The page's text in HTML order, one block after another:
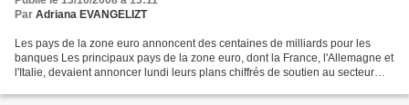
Par Adriana EVANGELIZT
Les pays de la zone euro annoncent des centaines de milliards pour les
banques Les principaux pays de la zone euro, dont la France, l'Allemagne et
l'Italie, devaient annoncer lundi leurs plans chiffrés de soutien au secteur